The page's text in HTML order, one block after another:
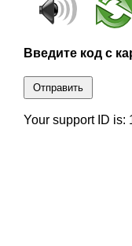
Введите код с
Отправить
Your support ID is: